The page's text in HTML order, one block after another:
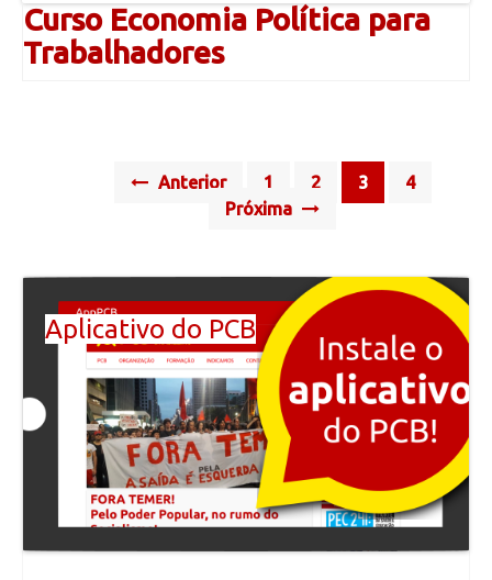
Curso Economia Política para
Trabalhadores
Anterior 1 2 3
4
Próxima
Aplicativo do PCB